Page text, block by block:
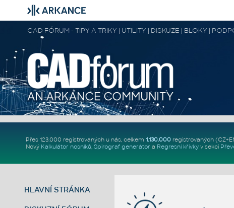
CAD FÓRUM - TIPY A TRIKY | UTILITY | DISKUZE | BLOKY |
Přes 123.000 registrovaných u nás, celkem 1.130.000registrovaných
Nový Kalkulátor nosníků, Spirograf generátor a Regresní křivkyv sekci
HLAVNÍ STRÁNKA